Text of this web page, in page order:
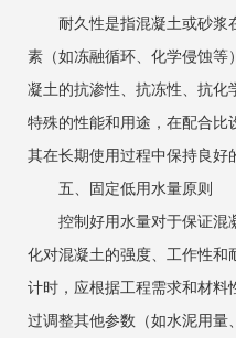
耐久性是指混凝土或砂浆
素（如冻融循环、化学侵蚀等
凝土的抗渗性、抗冻性、抗化
特殊的性能和用途，在配合比
其在长期使用过程中保持良好
五、固定低用水量原则
控制好用水量对于保证混
化对混凝土的强度、工作性和
计时，应根据工程需求和材料
过调整其他参数（如水泥用量